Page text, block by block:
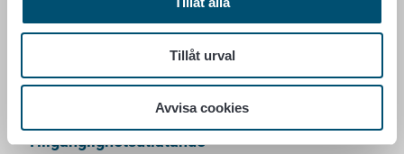
Tillåt urval
Avvisa cookies
00027 LIVSMEDELSVERKET
Tillgänglighetsutlåtande